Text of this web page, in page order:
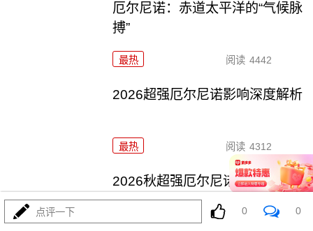
厄尔尼诺：赤道太平洋的“气候脉
搏”
最热 阅读 4442
2026超强厄尔尼诺影响深度解析
最热 阅读 4312
2026秋超强厄尔尼诺来袭
点评一下 0 0